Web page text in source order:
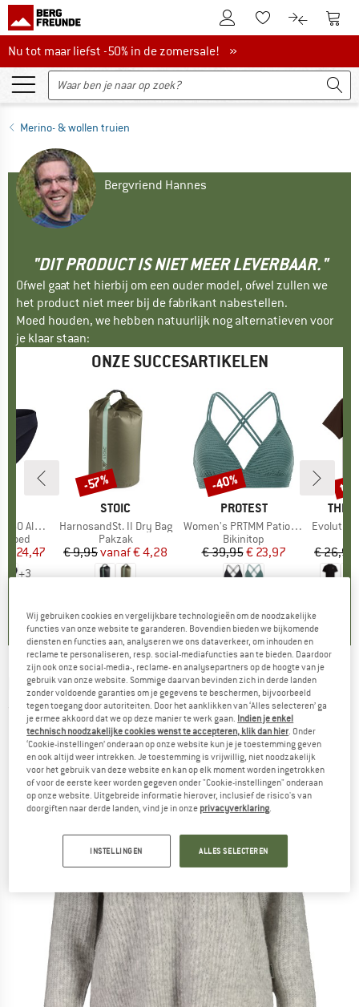
De klantenaccount
Naar deNaar de
Nu tot maar liefst -50% in de zomersale!
Nu tot maar liefst -50% in de zomersale! »
Merino- & wollen truien
Bergvriend Hannes
"DIT PRODUCT IS NIET MEER LEVERBAAR."
Ofwel gaat het hierbij om een ouder model, ofwel zullen we
het product niet meer bij de fabrikant nabestellen.
Moed houden, we hebben natuurlijk nog alternatieven voor
je klaar staan:
ONZE SUCCESARTIKELEN
Brief
prijs
€ 24,47
+3
MERK
STOIC
Artikel
HarnosandSt. II Dry Bag
Productgroep
Pakzak
Prijs
€ 9,95 Verlaagde prijs
vanaf€ 4,28
Korting
-57%
MERK
PROTEST
Artikel
Women's PRTMM Patio Triangle
Productgroep
Bikinitop
Prijs
€ 39,95Verlaagde prijs
€ 23,97
Korting
-40%
MERK
THE
Artikel
Evolution
€ 26,95
tot
MALOJA -Women's HochkönigM. - Trui
(0)
Wij gebruiken cookies en vergelijkbare technologieën om de noodzakelijke
functies van onze website te garanderen. Bovendien bieden we bijkomende
diensten en functies aan, analyseren we ons dataverkeer, om inhouden en
reclame te personaliseren, resp. social-mediafuncties aan te bieden. Daardoor
zijn ook onze social-media-, reclame- en analysepartners op de hoogte van je
gebruik van onze website. Sommige daarvan bevinden zich in derde landen
zonder voldoende garanties om je gegevens te beschermen, bijvoorbeeld
tegen toegang door autoriteiten. Door het aanklikken van ‘Alles selecteren’ ga
je ermee akkoord dat we op deze manier te werk gaan. Indien je enkel
technisch noodzakelijke cookies wenst te accepteren, klik dan hier. Onder
‘Cookie-instellingen’ onderaan op onze website kun je je toestemming geven
en ook altijd weer intrekken. Je toestemming is vrijwillig, niet noodzakelijk
voor het gebruik van deze website en kan op elk moment worden ingetrokken
of voor de eerste keer worden gegeven onder "Cookie-instellingen" onderaan
op onze website. Uitgebreide informatie hierover, inclusief de risico's van
doorgiften naar derde landen, vind je in onze privacyverklaring.
INSTELLINGEN ALLES SELECTEREN